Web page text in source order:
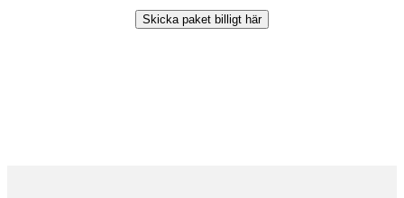
Skicka paket billigt här